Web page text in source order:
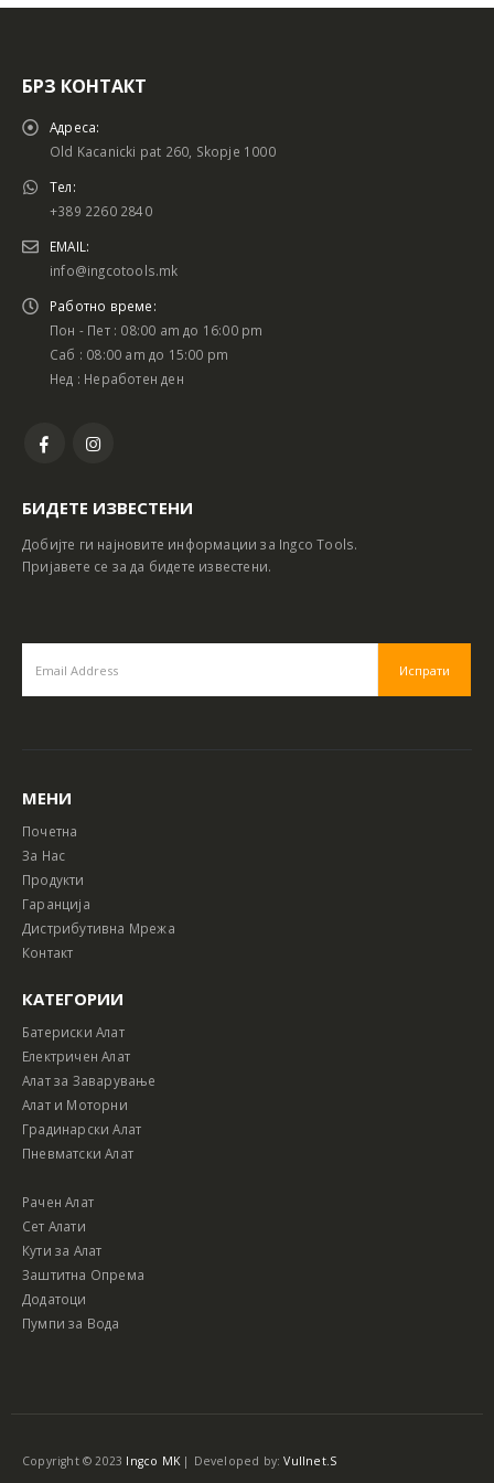
БРЗ КОНТАКТ
Адреса:
Old Kacanicki pat 260, Skopje 1000
Тел:
+389 2260 2840
EMAIL:
info@ingcotools.mk
Работно време:
Пон - Пет : 08:00 am до 16:00 pm
Саб : 08:00 am до 15:00 pm
Нед : Неработен ден
БИДЕТЕ ИЗВЕСТЕНИ
Добијте ги најновите информации за Ingco Tools.
Пријавете се за да бидете известени.
МЕНИ
Почетна
За Нас
Продукти
Гаранција
Дистрибутивна Мрежа
Контакт
КАТЕГОРИИ
Батериски Алат
Електричен Алат
Алат за Заварување
Алат и Моторни
Градинарски Алат
Пневматски Алат
Рачен Алат
Сет Алати
Кути за Алат
Заштитна Опрема
Додатоци
Пумпи за Вода
Copyright © 2023 Ingco MK| Developed by:Vullnet.S